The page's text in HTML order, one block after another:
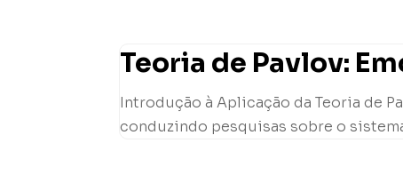
Teoria de Pavlov:
Introdução à Aplicação da Teoria de
conduzindo pesquisas sobre o